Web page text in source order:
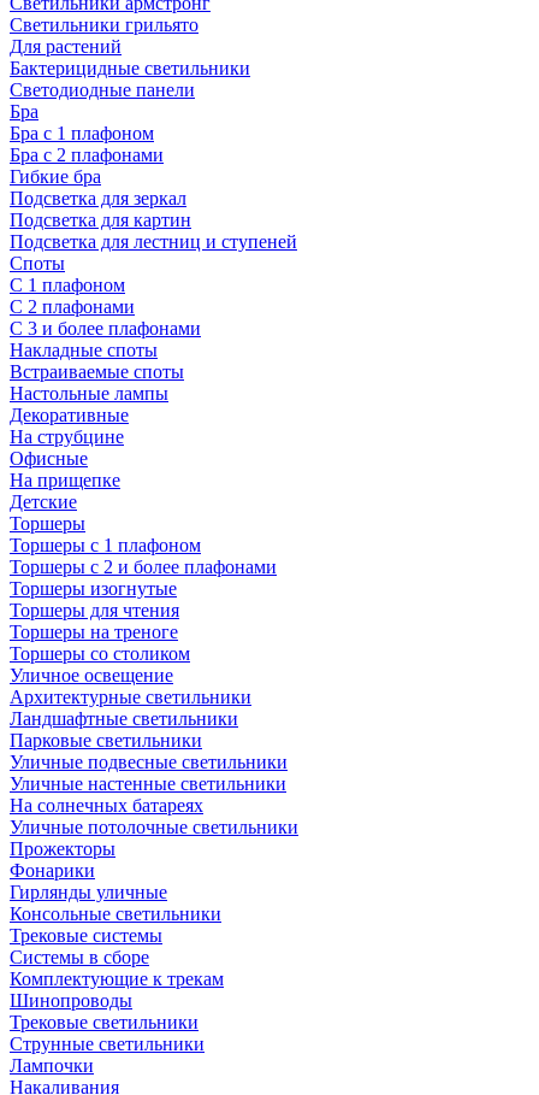
Светильники грильято
Для растений
Бактерицидные светильники
Светодиодные панели
Бра
Бра с 1 плафоном
Бра с 2 плафонами
Гибкие бра
Подсветка для зеркал
Подсветка для картин
Подсветка для лестниц и ступеней
Споты
С 1 плафоном
С 2 плафонами
С 3 и более плафонами
Накладные споты
Встраиваемые споты
Настольные лампы
Декоративные
На струбцине
Офисные
На прищепке
Детские
Торшеры
Торшеры с 1 плафоном
Торшеры с 2 и более плафонами
Торшеры изогнутые
Торшеры для чтения
Торшеры на треноге
Торшеры со столиком
Уличное освещение
Архитектурные светильники
Ландшафтные светильники
Парковые светильники
Уличные подвесные светильники
Уличные настенные светильники
На солнечных батареях
Уличные потолочные светильники
Прожекторы
Фонарики
Гирлянды уличные
Консольные светильники
Трековые системы
Системы в сборе
Комплектующие к трекам
Шинопроводы
Трековые светильники
Струнные светильники
Лампочки
Накаливания